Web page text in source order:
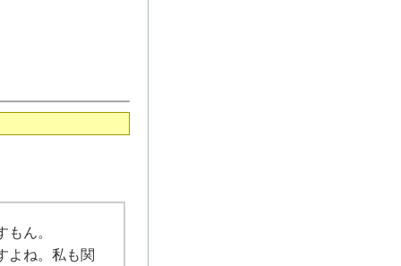
ん。
よね。私も関